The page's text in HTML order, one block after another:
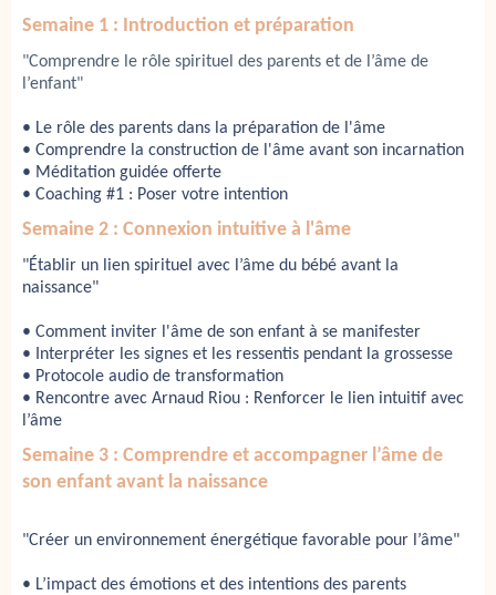
Semaine 1 : Introduction et préparation
"Comprendre le rôle spirituel des parents et de l’âme de
l’enfant"
• Le rôle des parents dans la préparation de l'âme
• Comprendre la construction de l'âme avant son incarnation
• Méditation guidée offerte
• Coaching #1 : Poser votre intention
Semaine 2 : Connexion intuitive à l'âme
"Établir un lien spirituel avec l’âme du bébé avant la
naissance"
• Comment inviter l'âme de son enfant à se manifester
• Interpréter les signes et les ressentis pendant la grossesse
• Protocole audio de transformation
• Rencontre avec Arnaud Riou : Renforcer le lien intuitif avec
l’âme
Semaine 3 : Comprendre et accompagner l’âme de
son enfant avant la naissance
"Créer un environnement énergétique favorable pour l’âme"
• L’impact des émotions et des intentions des parents